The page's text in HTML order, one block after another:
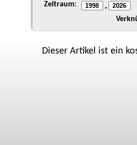
Zeitraum: -
Dieser Artikel ist ein